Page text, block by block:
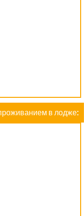
в лодже: